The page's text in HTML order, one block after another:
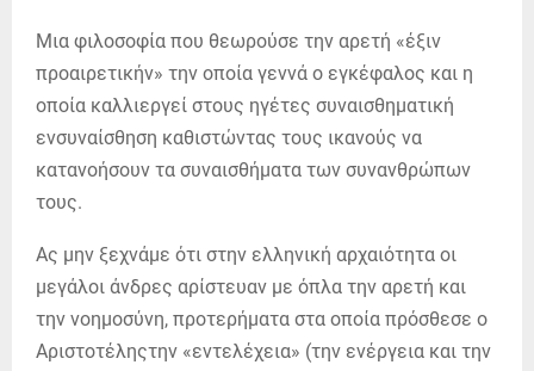
Μια φιλοσοφία που θεωρούσε την αρετή «έξιν
προαιρετικήν» την οποία γεννά ο εγκέφαλος και η
οποία καλλιεργεί στους ηγέτες συναισθηματική
ενσυναίσθηση καθιστώντας τους ικανούς να
κατανοήσουν τα συναισθήματα των συνανθρώπων
τους.
Ας μην ξεχνάμε ότι στην ελληνική αρχαιότητα οι
μεγάλοι άνδρες αρίστευαν με όπλα την αρετή και
την νοημοσύνη, προτερήματα στα οποία πρόσθεσε ο
Αριστοτέληςτην «εντελέχεια» (την ενέργεια και την